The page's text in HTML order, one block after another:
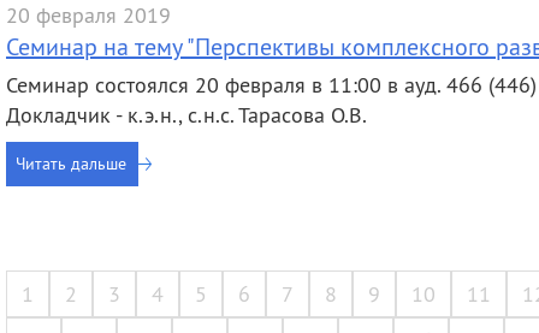
20 февраля 2019
Семинар на тему "Перспективы комплексного
Семинар состоялся 20 февраля в 11:00 в ауд. 466
Докладчик - к.э.н., с.н.с. Тарасова О.В.
Читать дальше
1 2 3 4 5 6 7 8 9 10 11